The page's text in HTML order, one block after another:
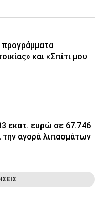
και «Σπίτι μου
εκατ. ευρώ σε 67.746
την αγορά λιπασμάτων